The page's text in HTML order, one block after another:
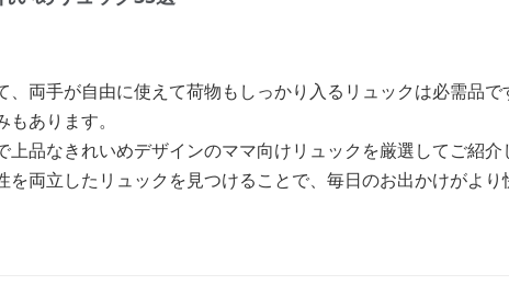
、両手が自由に使えて荷物もしっかり入るリュックは必需品
あります。
品なきれいめデザインのママ向けリュックを厳選してご紹介
両立したリュックを見つけることで、毎日のお出かけがより